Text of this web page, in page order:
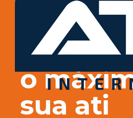
o
sua ati